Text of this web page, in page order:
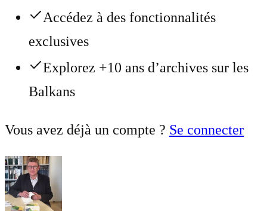
Accédez à des fonctionnalités
exclusives
Explorez +10 ans d’archives sur les
Balkans
Vous avez déjà un compte ? Se connecter